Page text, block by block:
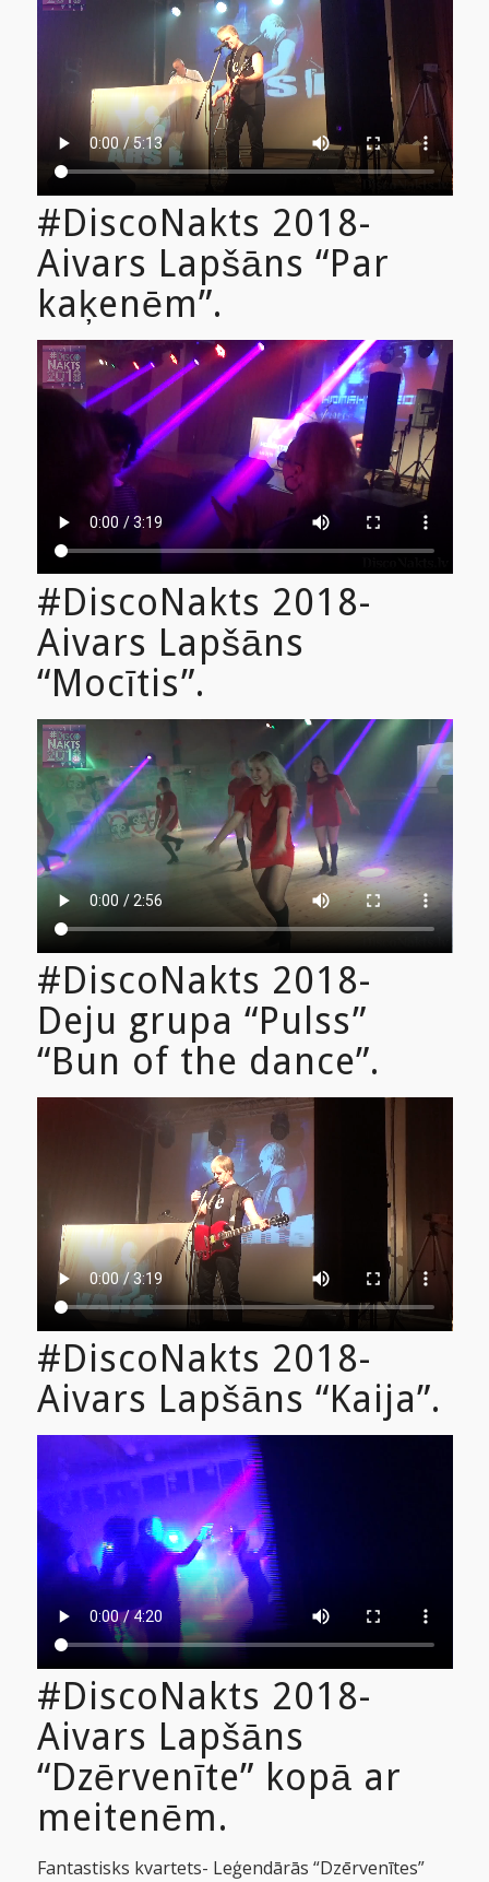
#DiscoNakts 2018-
Aivars Lapšāns “Par
kaķenēm”.
#DiscoNakts 2018-
Aivars Lapšāns
“Mocītis”.
#DiscoNakts 2018-
Deju grupa “Pulss”
“Bun of the dance”.
#DiscoNakts 2018-
Aivars Lapšāns “Kaija”.
#DiscoNakts 2018-
Aivars Lapšāns
“Dzērvenīte” kopā ar
meitenēm.
Fantastisks kvartets- Leģendārās “Dzērvenītes”